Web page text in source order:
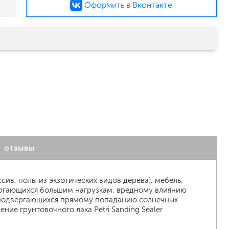
Оформить в Вконтакте
ОТЗЫВЫ
полы из экзотических видов дерева), мебель,
большим нагрузкам, вредному влиянию
прямому попаданию солнечных
грунтовочного лака Petri Sanding Sealer.